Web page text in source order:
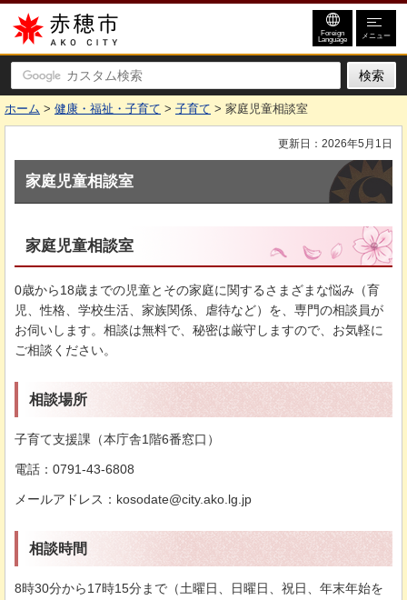
赤穂市
Foreign
Language メニュー
ホーム > 健康・福祉・子育て > 子育て > 家庭児童相談室
更新日：2026年5月1日
家庭児童相談室
家庭児童相談室
0歳から18歳までの児童とその家庭に関するさまざまな悩み（育
児、性格、学校生活、家族関係、虐待など）を、専門の相談員が
お伺いします。相談は無料で、秘密は厳守しますので、お気軽に
ご相談ください。
相談場所
子育て支援課（本庁舎1階6番窓口）
電話：0791-43-6808
メールアドレス：kosodate@city.ako.lg.jp
相談時間
8時30分から17時15分まで（土曜日、日曜日、祝日、年末年始を